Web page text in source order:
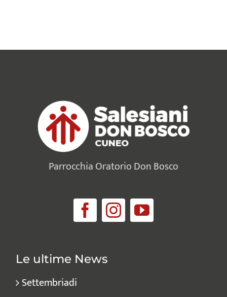
Parrocchia Oratorio Don Bosco
Le ultime News
Settembriadi